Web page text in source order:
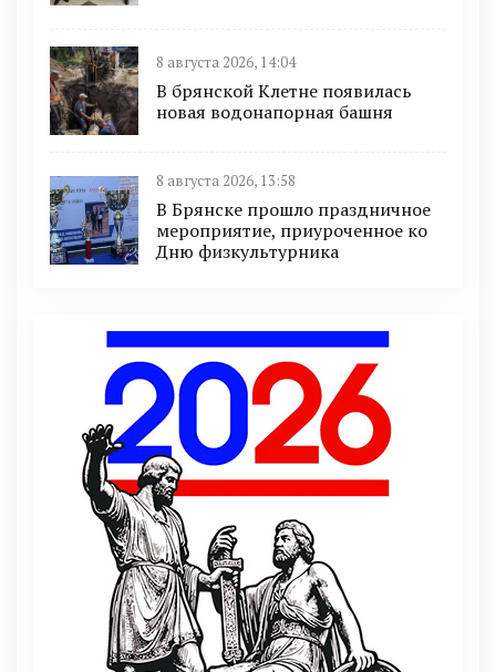
8 августа 2026, 14:04
В брянской Клетне появилась
новая водонапорная башня
8 августа 2026, 13:58
В Брянске прошло праздничное
мероприятие, приуроченное ко
Дню физкультурника